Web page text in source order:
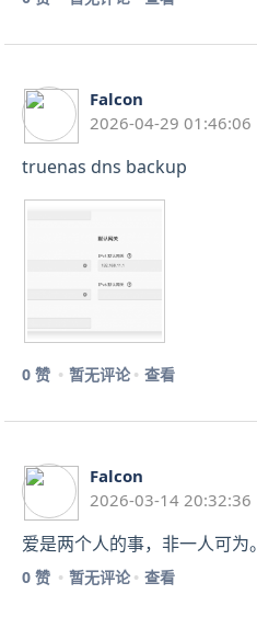
Falcon
2026-04-29 01:46:06
truenas dns backup
0 赞 暂无评论 查看
Falcon
2026-03-14 20:32:36
爱是两个人的事，非一人可为。
0 赞 暂无评论 查看